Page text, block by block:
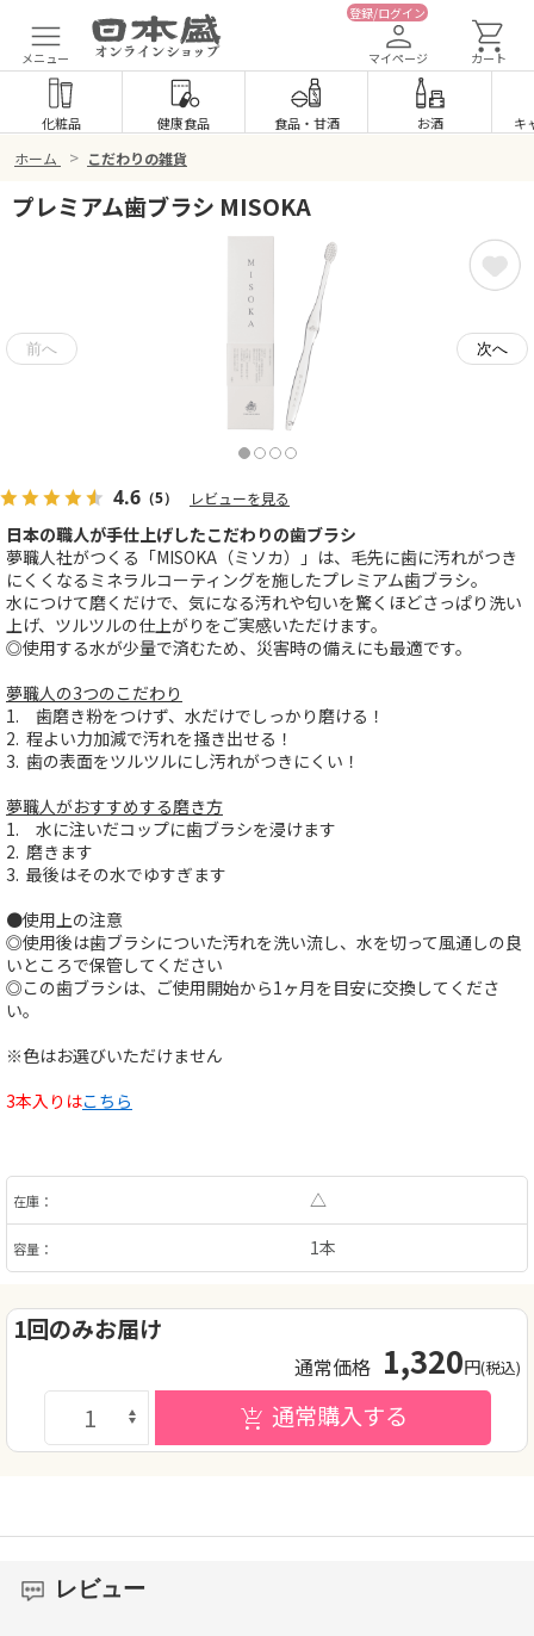
メニュー
登録/ログイン
マイページ カート
化粧品 健康食品 食品・ 甘酒 お酒 キ
ホーム > こだわりの雑貨
プレミアム歯ブラシ MISOKA
4.6 （5） レビューを見る
日本の職人が手仕上げしたこだわりの歯ブラシ
夢職人社がつくる「MISOKA（ミソカ）」は、毛先に歯に汚れがつき
にくくなるミネラルコーティングを施したプレミアム歯ブラシ。
水につけて磨くだけで、気になる汚れや匂いを驚くほどさっぱり洗い
上げ、ツルツルの仕上がりをご実感いただけます。
◎使用する水が少量で済むため、災害時の備えにも最適です。
夢職人の3つのこだわり
1. 歯磨き粉をつけず、水だけでしっかり磨ける！
2. 程よい力加減で汚れを掻き出せる！
3. 歯の表面をツルツルにし汚れがつきにくい！
夢職人がおすすめする磨き方
1. 水に注いだコップに歯ブラシを浸けます
2. 磨きます
3. 最後はその水でゆすぎます
●使用上の注意
◎使用後は歯ブラシについた汚れを洗い流し、水を切って風通しの良
いところで保管してください
◎この歯ブラシは、ご使用開始から1ヶ月を目安に交換してくださ
い。
※色はお選びいただけません
3本入りはこちら
在庫： △
容量： 1本
1回のみお届け
通常価格 1,320円(税込)
通常購入する
レビュー